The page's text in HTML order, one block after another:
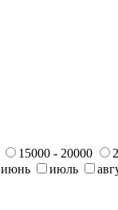
15000 - 20000
июнь июль